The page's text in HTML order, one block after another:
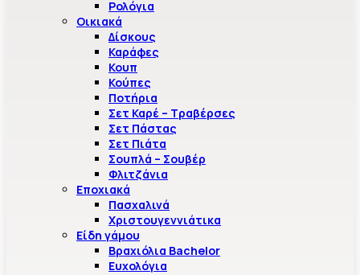
Ρολόγια
Οικιακά
Δίσκους
Καράφες
Κουπ
Κούπες
Ποτήρια
Σετ Καρέ – Τραβέρσες
Σετ Πάστας
Σετ Πιάτα
Σουπλά – Σουβέρ
Φλιτζάνια
Εποχιακά
Πασχαλινά
Χριστουγεννιάτικα
Είδη γάμου
Βραχιόλια Bachelor
Ευχολόγια